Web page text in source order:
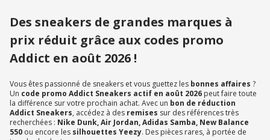
Des sneakers de grandes marques à
prix réduit grâce aux codes promo
Addict en août 2026 !
Vous êtes passionné de sneakers et vous guettez les bonnes affaires ?
Un code promo Addict Sneakers actif en août 2026 peut faire toute
la différence sur votre prochain achat. Avec un bon de réduction
Addict Sneakers, accédez à des remises sur des références très
recherchées : Nike Dunk, Air Jordan, Adidas Samba, New Balance
550 ou encore les silhouettes Yeezy. Des pièces rares, à portée de